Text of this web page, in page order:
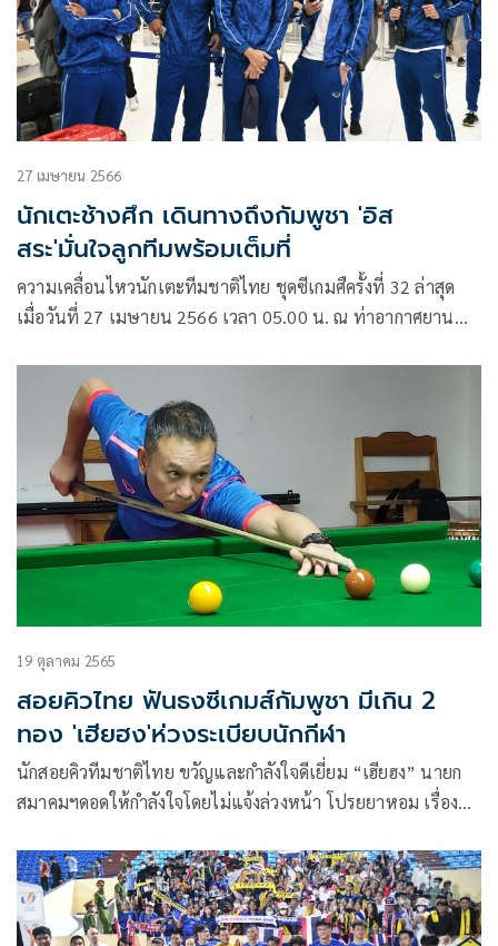
27 เมษายน 2566
นักเตะช้างศึก เดินทางถึงกัมพูชา 'อิส
สระ'มั่นใจลูกทีมพร้อมเต็มที่
ความเคลื่อนไหวนักเตะทีมชาติไทย ชุดซีเกมศืครั้งที่ 32 ล่าสุด
เมื่อวันที่ 27 เมษายน 2566 เวลา 05.00 น. ณ ท่าอากาศยาน
กันเพื่อเตรียมออกเดินทางไปที่ประเทศกัมพูชา โดยการเดินทาง
ครั้งนี้นำโดย อิสสระ ศรีทะโร หัวหน้าผู้ฝึกสอน พร้อมด้วยนักเตะ
18 คน โดยโจนาธาร เข็มดี และ เศรษฐสิทธิ์ สุวรรณเศรษฐ์ จะ
เดินทางตามไปสมทบในภายหลัง
19 ตุลาคม 2565
สอยคิวไทย ฟันธงซีเกมส์กัมพูชา มีเกิน 2
ทอง 'เฮียฮง'ห่วงระเบียบนักกีฬา
นักสอยคิวทีมชาติไทย ขวัญและกำลังใจดีเยี่ยม “เฮียฮง” นายก
สมาคมฯดอดให้กำลังใจโดยไม่แจ้งล่วงหน้า โปรยยาหอม เรื่อง
เน้นเรื่องระเบียบวินัยเป็นสำคัญ ขณะที่เป้าหมายซีเกมส์กัมพูชา
ตอกย้ำต้องดีกว่าเดิม อย่างน้อยวางไว้ 2 เหรียญทอง